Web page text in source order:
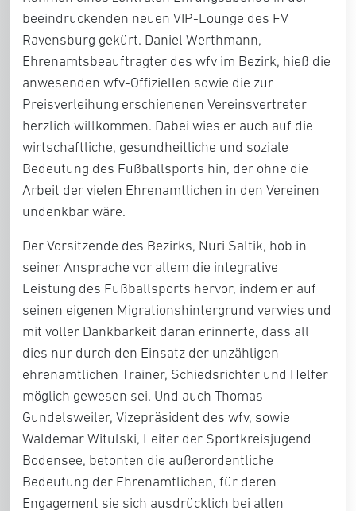
beeindruckenden neuen VIP-Lounge des FV
Ravensburg gekürt. Daniel Werthmann,
Ehrenamtsbeauftragter des wfv im Bezirk, hieß die
anwesenden wfv-Offiziellen sowie die zur
Preisverleihung erschienenen Vereinsvertreter
herzlich willkommen. Dabei wies er auch auf die
wirtschaftliche, gesundheitliche und soziale
Bedeutung des Fußballsports hin, der ohne die
Arbeit der vielen Ehrenamtlichen in den Vereinen
undenkbar wäre.
Der Vorsitzende des Bezirks, Nuri Saltik, hob in
seiner Ansprache vor allem die integrative
Leistung des Fußballsports hervor, indem er auf
seinen eigenen Migrationshintergrund verwies und
mit voller Dankbarkeit daran erinnerte, dass all
dies nur durch den Einsatz der unzähligen
ehrenamtlichen Trainer, Schiedsrichter und Helfer
möglich gewesen sei. Und auch Thomas
Gundelsweiler, Vizepräsident des wfv, sowie
Waldemar Witulski, Leiter der Sportkreisjugend
Bodensee, betonten die außerordentliche
Bedeutung der Ehrenamtlichen, für deren
Engagement sie sich ausdrücklich bei allen